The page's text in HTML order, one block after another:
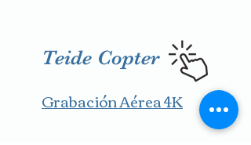
Teide Copter
Grabación Aérea 4K